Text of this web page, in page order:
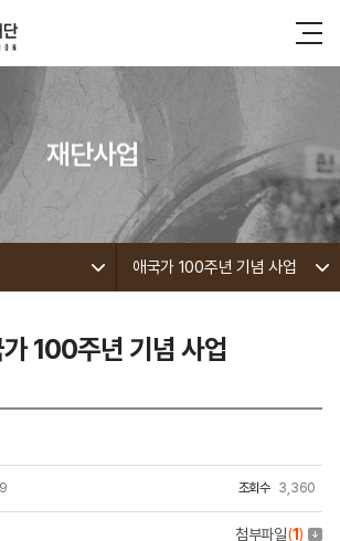
재단사업
애국가 100주년 기념 사업
100주년 기념 사업
조회수 3,360
첨부파일(1)